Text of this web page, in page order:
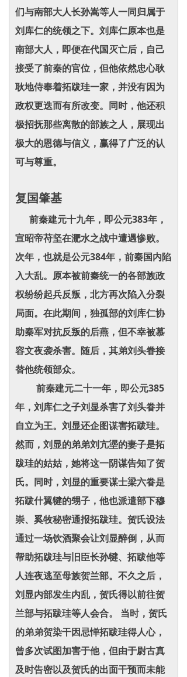
们与南部大人长孙嵩等人一同归属于
刘库仁的统领之下。刘库仁原本也是
南部大人，即便在代国灭亡后，自己
接受了前秦的官位，但他依然忠心耿
耿地侍奉着拓跋珪一家，并没有因为
政权更迭而有所改变。同时，他还积
极招抚那些离散的部族之人，展现出
极大的恩德与信义，赢得了广泛的认
可与尊重。
复国肇基
前秦建元十九年，即公元383年，
宣昭帝苻坚在淝水之战中遭遇惨败。
次年，也就是公元384年，前秦国内陷
入大乱。原本被前秦统一的各部族政
权纷纷起兵反叛，北方再次陷入分裂
局面。在此期间，独孤部的刘库仁协
助秦军对抗反叛的后燕，但不幸被慕
容文夜袭杀害。随后，其弟刘头眷接
替他统领部众。
前秦建元二十一年，即公元385
年，刘库仁之子刘显杀害了刘头眷并
自立为王。刘显还企图谋害拓跋珪。
然而，刘显的弟弟刘亢埿的妻子是拓
跋珪的姑姑，她将这一阴谋告知了贺
氏。同时，刘显的重要谋士梁六眷是
拓跋什翼犍的甥子，他也派遣部下穆
崇、奚牧秘密通报拓跋珪。贺氏设法
通过一场饮酒聚会让刘显醉倒，从而
帮助拓跋珪与旧臣长孙犍、拓跋他等
人连夜逃至母族贺兰部。不久之后，
刘显内部发生内乱，贺氏得以前往贺
兰部与拓跋珪等人会合。 当时，贺氏
的弟弟贺染干因忌惮拓跋珪得人心，
曾多次试图加害于他，但由于尉古真
及时告密以及贺氏的出面干预而未能